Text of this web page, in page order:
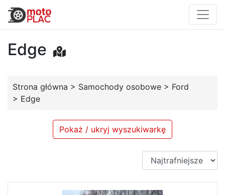
Edge
Strona główna > Samochody osobowe > Ford
> Edge
Pokaż / ukryj wyszukiwarkę